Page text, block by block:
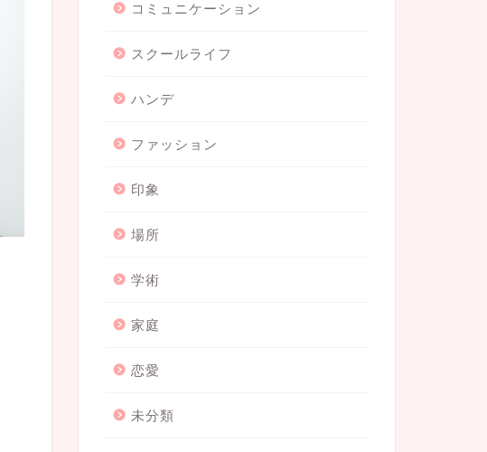
コミュニケーション
スクールライフ
ハンデ
ファッション
印象
場所
学術
家庭
恋愛
未分類